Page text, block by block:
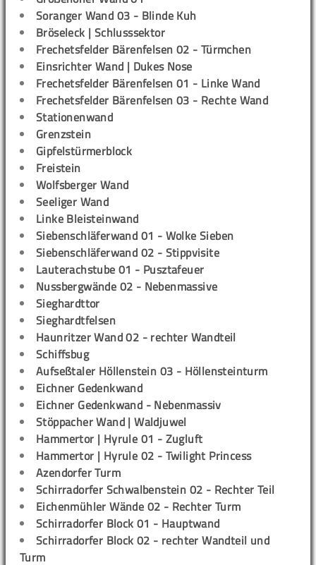
Soranger Wand 03 - Blinde Kuh
Bröseleck | Schlusssektor
Frechetsfelder Bärenfelsen 02 - Türmchen
Einsrichter Wand | Dukes Nose
Frechetsfelder Bärenfelsen 01 - Linke Wand
Frechetsfelder Bärenfelsen 03 - Rechte Wand
Stationenwand
Grenzstein
Gipfelstürmerblock
Freistein
Wolfsberger Wand
Seeliger Wand
Linke Bleisteinwand
Siebenschläferwand 01 - Wolke Sieben
Siebenschläferwand 02 - Stippvisite
Lauterachstube 01 - Pusztafeuer
Nussbergwände 02 - Nebenmassive
Sieghardttor
Sieghardtfelsen
Haunritzer Wand 02 - rechter Wandteil
Schiffsbug
Aufseßtaler Höllenstein 03 - Höllensteinturm
Eichner Gedenkwand
Eichner Gedenkwand - Nebenmassiv
Stöppacher Wand | Waldjuwel
Hammertor | Hyrule 01 - Zugluft
Hammertor | Hyrule 02 - Twilight Princess
Azendorfer Turm
Schirradorfer Schwalbenstein 02 - Rechter Teil
Eichenmühler Wände 02 - Rechter Turm
Schirradorfer Block 01 - Hauptwand
Schirradorfer Block 02 - rechter Wandteil und
Turm